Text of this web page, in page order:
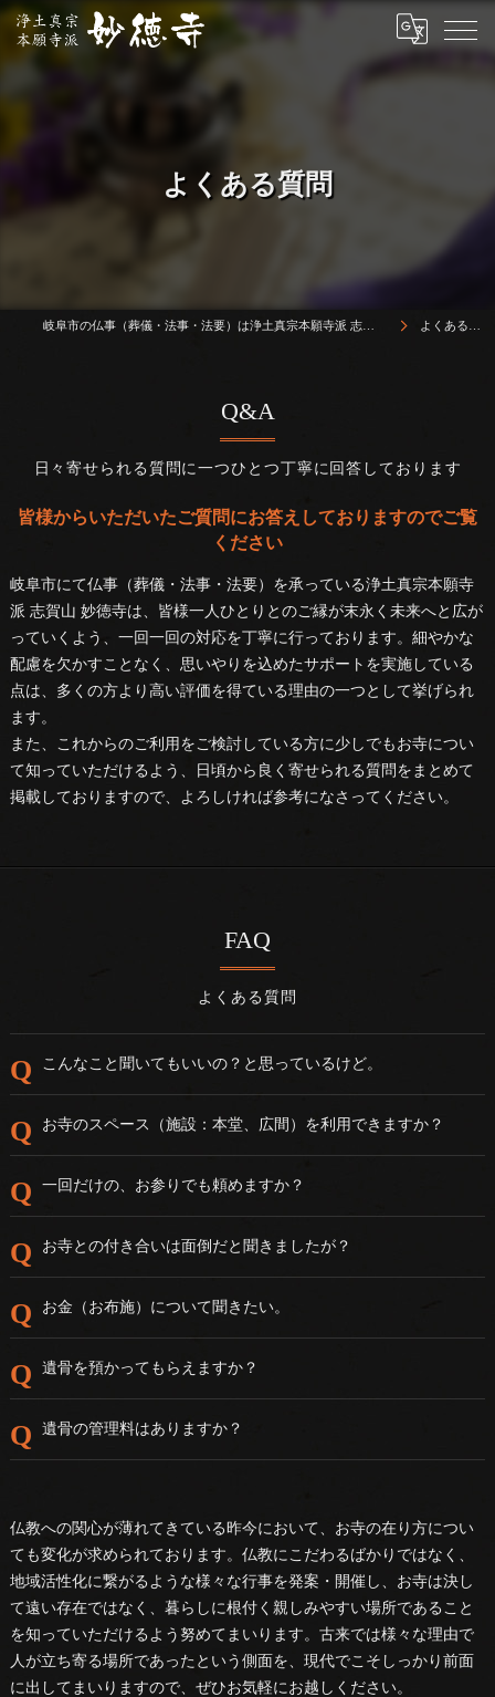
よくある質問
岐阜市の仏事（葬儀・法事・法要）は浄土真宗本願寺派 志賀山 妙徳寺 よくある質問
日々寄せられる質問に一つひとつ丁寧に回答しております
Q&A
皆様からいただいたご質問にお答えしておりますのでご覧
ください
岐阜市にて仏事（葬儀・法事・法要）を承っている浄土真宗本願寺
派 志賀山 妙徳寺は、皆様一人ひとりとのご縁が末永く未来へと広が
っていくよう、一回一回の対応を丁寧に行っております。細やかな
配慮を欠かすことなく、思いやりを込めたサポートを実施している
点は、多くの方より高い評価を得ている理由の一つとして挙げられ
ます。
また、これからのご利用をご検討している方に少しでもお寺につい
て知っていただけるよう、日頃から良く寄せられる質問をまとめて
掲載しておりますので、よろしければ参考になさってください。
よくある質問
FAQ
こんなこと聞いてもいいの？と思っているけど。
お寺のスペース（施設：本堂、広間）を利用できますか？
一回だけの、お参りでも頼めますか？
お寺との付き合いは面倒だと聞きましたが？
お金（お布施）について聞きたい。
遺骨を預かってもらえますか？
遺骨の管理料はありますか？
仏教への関心が薄れてきている昨今において、お寺の在り方につい
ても変化が求められております。仏教にこだわるばかりではなく、
地域活性化に繋がるような様々な行事を発案・開催し、お寺は決し
て遠い存在ではなく、暮らしに根付く親しみやすい場所であること
を知っていただけるよう努めてまいります。古来では様々な理由で
人が立ち寄る場所であったという側面を、現代でこそしっかり前面
に出してまいりますので、ぜひお気軽にお越しください。